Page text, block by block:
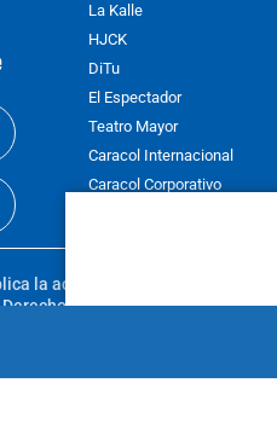
youtube-
La Kalle
HJCK
DiTu
El Espectador
Teatro Mayor
Caracol Internacional
Caracol Corporativo
la aceptación de los
Reservados D.R.A.
titular. Reproduction in whole